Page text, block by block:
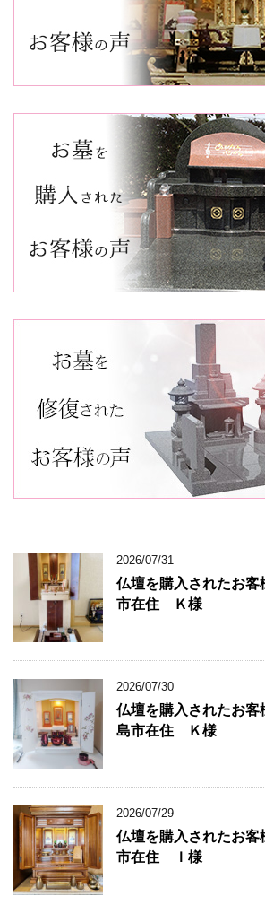
2026/07/31
仏壇を購入されたお客
市在住 Ｋ様
2026/07/30
仏壇を購入されたお客
島市在住 Ｋ様
2026/07/29
仏壇を購入されたお客
市在住 Ｉ様